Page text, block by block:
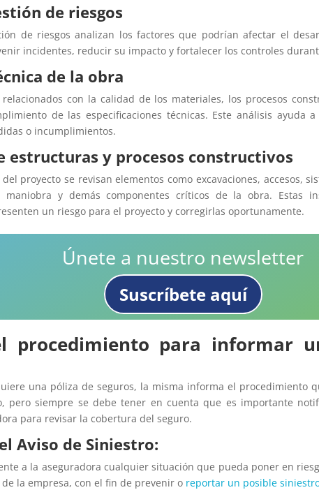
de riesgos
de riesgos analizan los factores que podrían afectar el
incidentes, reducir su impacto y fortalecer los controles
de la obra
relacionados con la calidad de los materiales, los procesos
de las especificaciones técnicas. Este análisis ayuda
o incumplimientos.
estructuras y procesos constructivos
proyecto se revisan elementos como excavaciones, accesos,
maniobra y demás componentes críticos de la obra. Estas
un riesgo para el proyecto y corregirlas oportunamente.
Únete a nuestro newsletter
Suscríbete aquí
procedimiento para informar
una póliza de seguros, la misma informa el procedimiento
pero siempre se debe tener en cuenta que es importante
para revisar la cobertura del seguro.
Aviso de Siniestro:
a la aseguradora cualquier situación que pueda poner en
la empresa, con el fin de prevenir o reportar un posible